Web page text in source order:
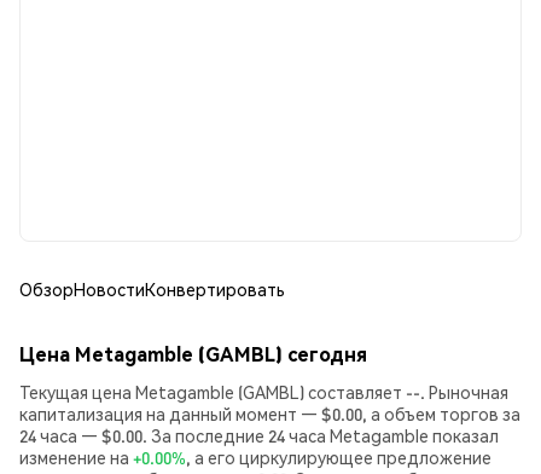
ОбзорНовостиКонвертировать
Цена Metagamble (GAMBL) сегодня
Текущая цена Metagamble (GAMBL) составляет --. Рыночная
капитализация на данный момент — $0.00, а объем торгов за
24 часа — $0.00. За последние 24 часа Metagamble показал
изменение на +0.00%, а его циркулирующее предложение